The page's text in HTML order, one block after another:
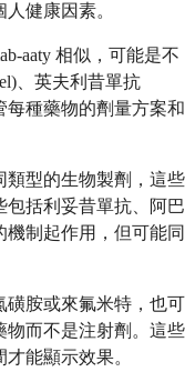
健康因素。
aaty 相似，可能是不
、英夫利昔單抗
每種藥物的劑量方案和
類型的生物製劑，這些
括利妥昔單抗、阿巴
制起作用，但可能同
磺胺或來氟米特，也可
物而不是注射劑。這些
能顯示效果。